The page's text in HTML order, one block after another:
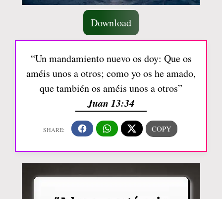
Download
“Un mandamiento nuevo os doy: Que os
améis unos a otros; como yo os he amado,
que también os améis unos a otros”
Juan 13:34